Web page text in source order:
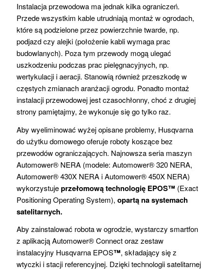
Instalacja przewodowa ma jednak kilka ograniczeń.
Przede wszystkim kable utrudniają montaż w ogrodach,
które są podzielone przez powierzchnie twarde, np.
podjazd czy alejki (położenie kabli wymaga prac
budowlanych). Poza tym przewody mogą ulegać
uszkodzeniu podczas prac pielęgnacyjnych, np.
wertykulacji i aeracji. Stanowią również przeszkodę w
częstych zmianach aranżacji ogrodu. Ponadto montaż
instalacji przewodowej jest czasochłonny, choć z drugiej
strony pamiętajmy, że wykonuje się go tylko raz.
Aby wyeliminować wyżej opisane problemy, Husqvarna
do użytku domowego oferuje roboty koszące bez
przewodów ograniczających. Najnowsza seria maszyn
Automower® NERA (modele: Automower® 320 NERA,
Automower® 430X NERA i Automower® 450X NERA)
wykorzystujeprzełomową technologię EPOS™ (Exact
Positioning Operating System), opartą na systemach
satelitarnych.
Aby zainstalować robota w ogrodzie, wystarczy smartfon
z aplikacją Automower® Connect oraz zestaw
instalacyjny Husqvarna EPOS™, składający się z
wtyczki i stacji referencyjnej. Dzięki technologii satelitarnej